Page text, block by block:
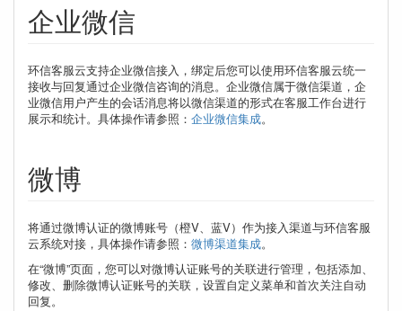
企业微信
环信客服云支持企业微信接入，绑定后您可以使用环信客服云统一
接收与回复通过企业微信咨询的消息。企业微信属于微信渠道，企
业微信用户产生的会话消息将以微信渠道的形式在客服工作台进行
展示和统计。具体操作请参照： 企业微信集成。
微博
将通过微博认证的微博账号（橙V、蓝V）作为接入渠道与环信客服
云系统对接，具体操作请参照： 微博渠道集成。
在“微博”页面，您可以对微博认证账号的关联进行管理，包括添加、
修改、删除微博认证账号的关联，设置自定义菜单和首次关注自动
回复。